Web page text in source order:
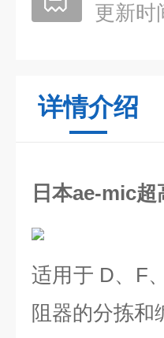
更新时
详情介绍
日本ae-mic
适用于 D、F
阻器的分拣和